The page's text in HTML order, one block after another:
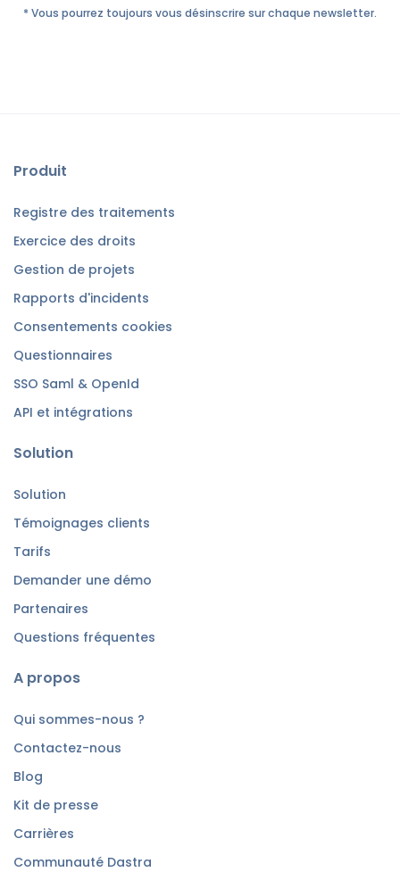
* Vous pourrez toujours vous désinscrire sur chaque newsletter.
Produit
Registre des traitements
Exercice des droits
Gestion de projets
Rapports d'incidents
Consentements cookies
Questionnaires
SSO Saml & OpenId
API et intégrations
Solution
Solution
Témoignages clients
Tarifs
Demander une démo
Partenaires
Questions fréquentes
A propos
Qui sommes-nous ?
Contactez-nous
Blog
Kit de presse
Carrières
Communauté Dastra